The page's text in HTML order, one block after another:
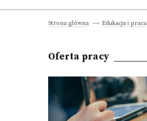
Strona główna Edukacja i praca
Oferta pracy